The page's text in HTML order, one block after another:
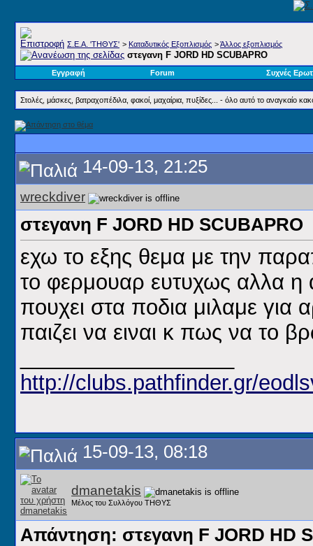
Σ.E.A. 'ΤΗΘΥΣ' > Καταδυτικός Εξοπλισμός >Άλλος εξοπλισμός
στεγανη F JORD HD SCUBAPRO
Εγγραφή Forum Συχνές
Στολές, μάσκες, βατραχοπέδιλα, φακοί, μαχαίρια, πυξίδες... - όλο αυτό το αναγκαίο
14-09-13, 21:25
wreckdiver
στεγανη F JORD HD SCUBAPRO
εχω το εξης θεμα με την
το φερμουαρ ευτυχως αλλα η
πουχει στα ποδια μιλαμε για
παιζει να ειναι κ πως να το
http://clubs.pathfinder.gr/
15-09-13, 08:18
dmanetakis
Μέλος του Συλλόγου ΤΗΘΥΣ
Απάντηση: στεγανη F JORD HD